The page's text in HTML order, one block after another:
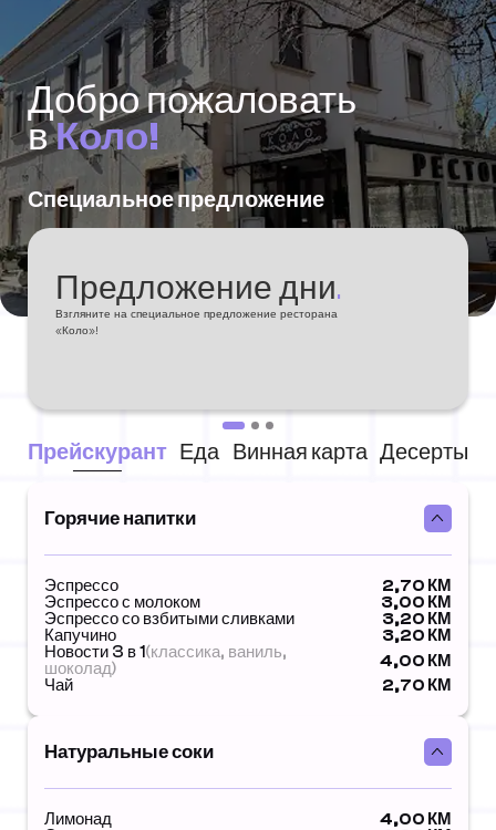
Добро пожаловать
вКоло!
Специальное предложение
Предложение дни.
Взгляните на специальное предложение ресторана
«Коло»!
Прейскурант Еда Винная карта Десерты
Горячие напитки
Эспрессо
2,70 КМ
Эспрессо с молоком
3,00 КМ
Эспрессо со взбитыми сливками
3,20 КМ
Капучино
3,20 КМ
Новости 3 в 1(классика, ваниль,
шоколад)
4,00 КМ
Чай
2,70 КМ
Натуральные соки
Лимонад
4,00 КМ